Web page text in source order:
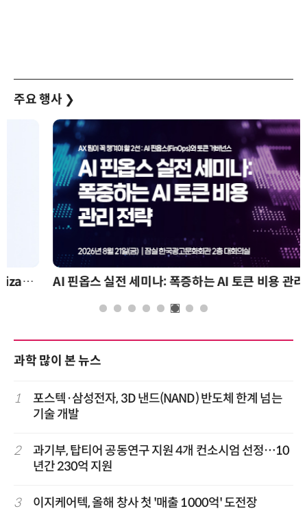
주요 행사 ❯
AI 핀옵스 실전 세미나: 폭증하는 AI 토큰 비용 관리 전략
과학 많이 본 뉴스
1
포스텍·삼성전자, 3D 낸드(NAND) 반도체 한계 넘는
기술 개발
2
과기부, 탑티어 공동연구 지원 4개 컨소시엄 선정…10
년간 230억 지원
3 이지케어텍, 올해 창사 첫 '매출 1000억' 도전장